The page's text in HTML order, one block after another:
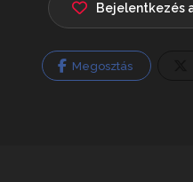
Bejelentkezés
Megosztás